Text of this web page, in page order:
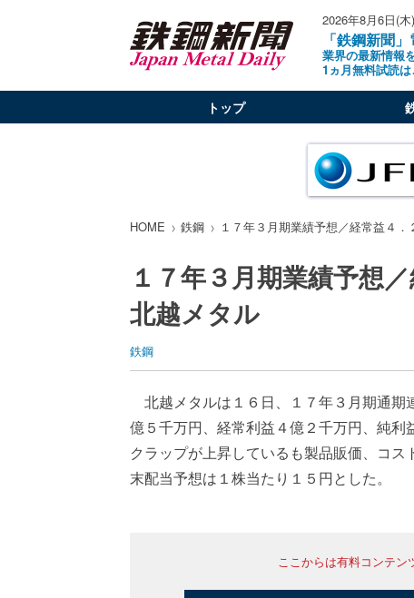
2026年8月6日(木)
「鉄鋼新聞
業界の最新情報
1ヵ月無料試読
トップ
HOME 鉄鋼 １７年３月期業績予想／経常益４
１７年３月期業績予想
北越メタル
鉄鋼
北越メタルは１６日、１７年３月期通期
億５千万円、経常利益４億２千万円、純
クラップが上昇しているも製品販価、コ
末配当予想は１株当たり１５円とした。
ここからは有料コンテン